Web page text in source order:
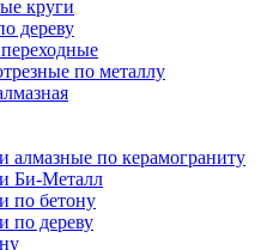
круги
дереву
по металлу
алмазные по керамограниту
Би-Металл
по бетону
по дереву